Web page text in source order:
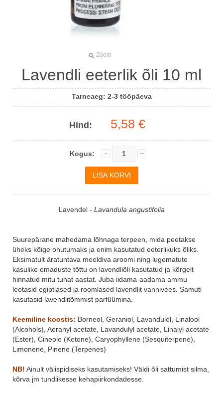
Zoom
Lavendli eeterlik õli 10 ml
Tarneaeg: 2-3 tööpäeva
Hind: 5,58 €
Kogus:
Lavendel - Lavandula angustifolia
Suurepärane mahedama lõhnaga terpeen, mida peetakse
üheks kõige ohutumaks ja enim kasutatud eeterlikuks õliks.
Eksimatult äratuntava meeldiva aroomi ning lugematute
kasulike omaduste tõttu on lavendliõli kasutatud ja kõrgelt
hinnatud mitu tuhat aastat. Juba iidama-aadama ammu
leotasid egiptlased ja roomlased lavendlit vannivees. Samuti
kasutasid lavendlitõmmist parfüümina.
Keemiline koostis: Borneol, Geraniol, Lavandulol, Linalool
(Alcohols), Aeranyl acetate, Lavandulyl acetate, Linalyl acetate
(Ester), Cineole (Ketone), Caryophyllene (Sesquiterpene),
Limonene, Pinene (Terpenes)
NB! Ainult välispidiseks kasutamiseks! Väldi õli sattumist silma,
kõrva jm tundlikesse kehapiirkondadesse.